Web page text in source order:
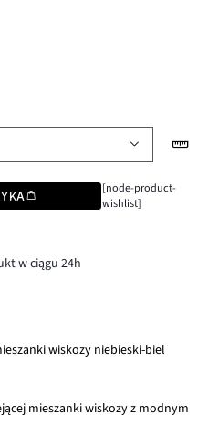
[node-product-
wishlist]
w ciągu 24h
wiskozy niebieski-biel
mieszanki wiskozy z modnym